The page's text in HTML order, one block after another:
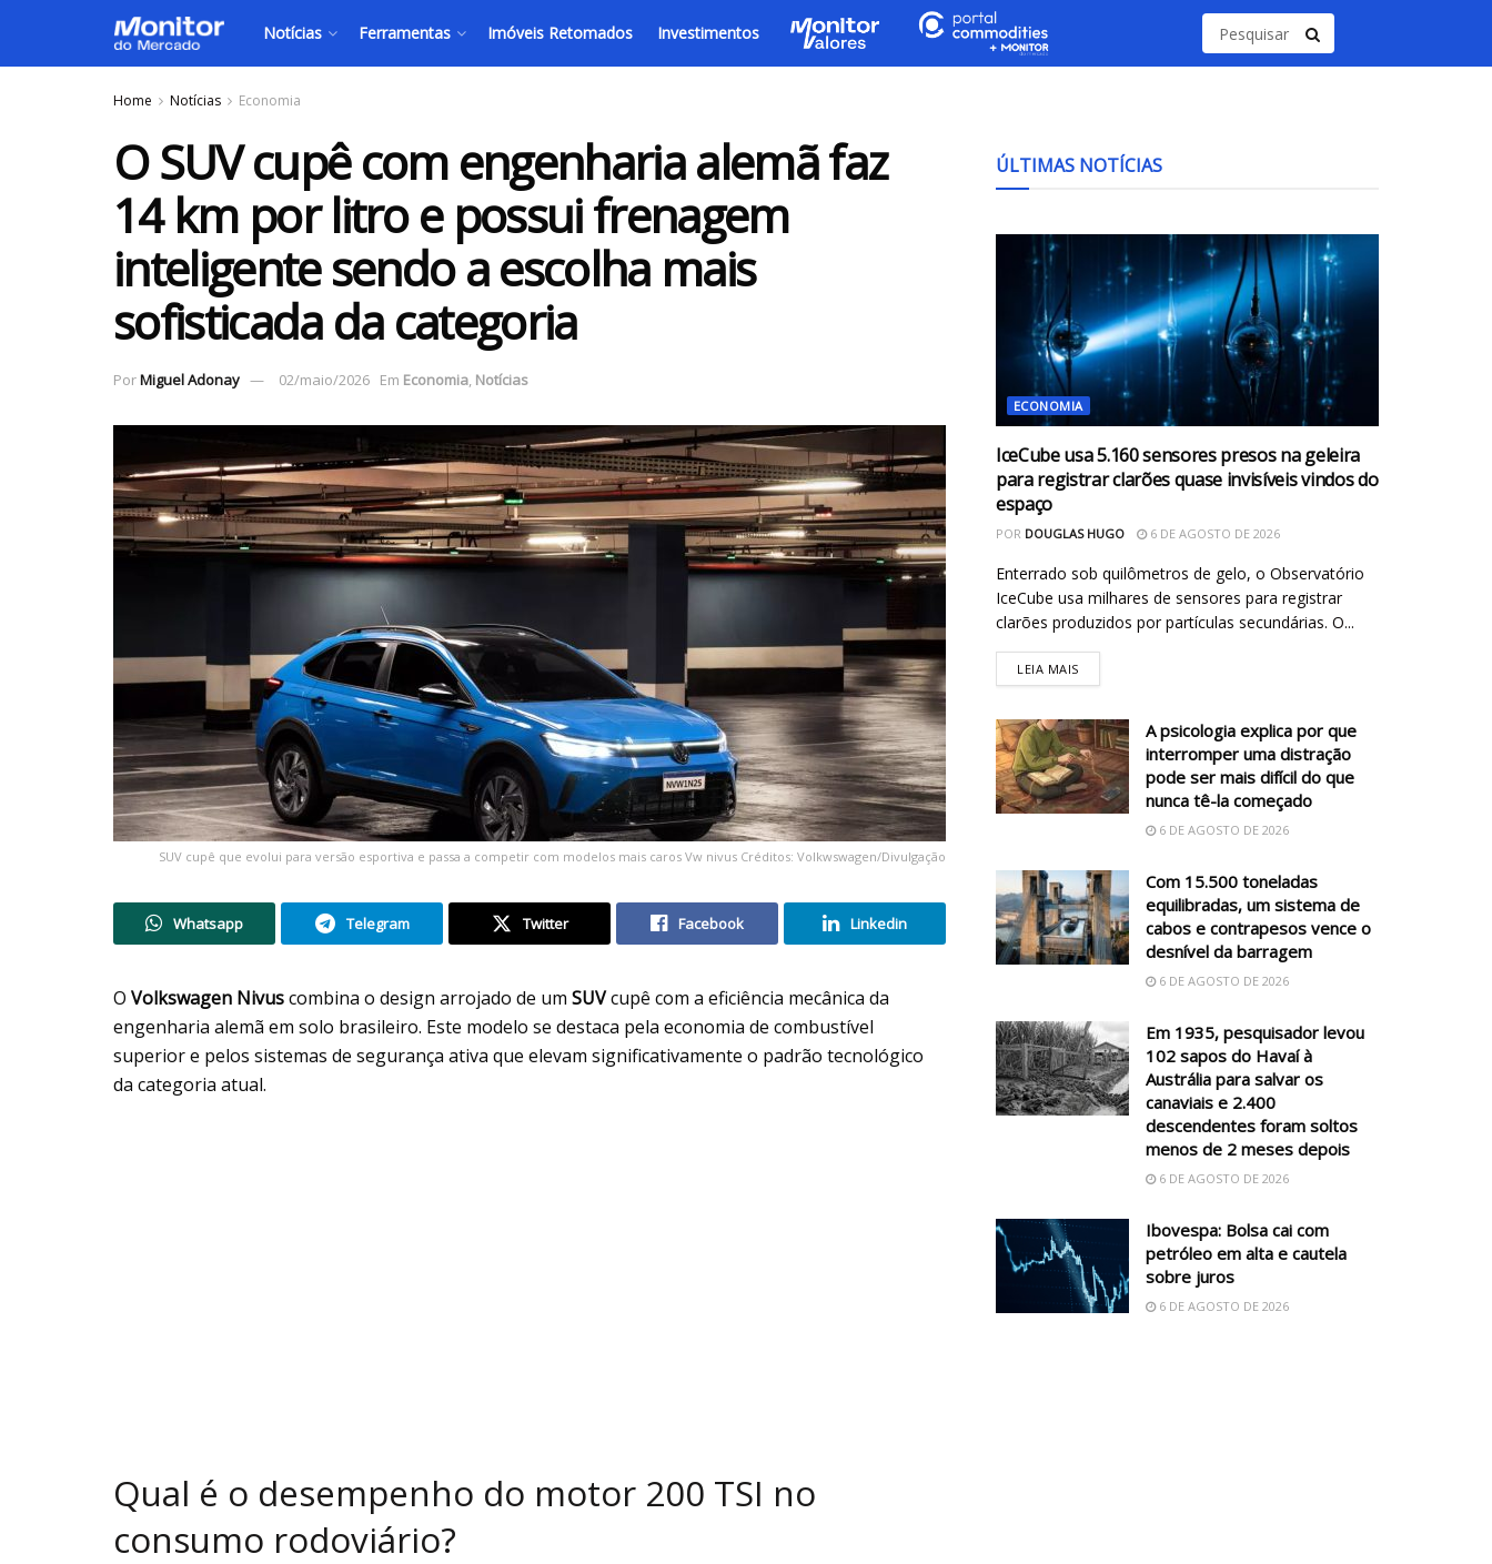
Notícias Ferramentas Imóveis Retomados Investimentos
Home Notícias Economia
O SUV cupê com engenharia alemã faz
14 km por litro e possui frenagem
inteligente sendo a escolha mais
sofisticada da categoria
PorMiguel Adonay 02/maio/2026 Em Economia, Notícias
SUV cupê que evolui para versão esportiva e passa a competir com modelos mais caros Vw nivus Créditos: Volkwswagen/Divulgação
Whatsapp Telegram Twitter Facebook Linkedin
O Volkswagen Nivuscombina o design arrojado de um SUVcupê com a eficiência mecânica da
engenharia alemã em solo brasileiro. Este modelo se destaca pela economia de combustível
superior e pelos sistemas de segurança ativa que elevam significativamente o padrão tecnológico
da categoria atual.
Qual é o desempenho do motor 200 TSI no
consumo rodoviário?
ÚLTIMAS NOTÍCIAS
ECONOMIA
IceCube usa 5.160 sensores presos na geleira
para registrar clarões quase invisíveis vindos do
espaço
POR DOUGLAS HUGO 6 DE AGOSTO DE 2026
Enterrado sob quilômetros de gelo, o Observatório
IceCube usa milhares de sensores para registrar
clarões produzidos por partículas secundárias. O...
LEIA MAIS
A psicologia explica por que
interromper uma distração
pode ser mais difícil do que
nunca tê-la começado
6 DE AGOSTO DE 2026
Com 15.500 toneladas
equilibradas, um sistema de
cabos e contrapesos vence o
desnível da barragem
6 DE AGOSTO DE 2026
Em 1935, pesquisador levou
102 sapos do Havaí à
Austrália para salvar os
canaviais e 2.400
descendentes foram soltos
menos de 2 meses depois
6 DE AGOSTO DE 2026
Ibovespa: Bolsa cai com
petróleo em alta e cautela
sobre juros
6 DE AGOSTO DE 2026